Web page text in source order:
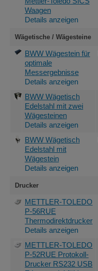
Waagen
Details anzeigen
Wägetische / Wägesteine
BWW Wägestein für
optimale
Messergebnisse
Details anzeigen
BWW Wägetisch
Edelstahl mit zwei
Wägesteinen
Details anzeigen
BWW Wägetisch
Edelstahl mit
Wägestein
Details anzeigen
Drucker
METTLER-TOLEDO
P-56RUE
Thermodirektdrucker
Details anzeigen
METTLER-TOLEDO
P-52RUE Protokoll-
Drucker RS232 USB